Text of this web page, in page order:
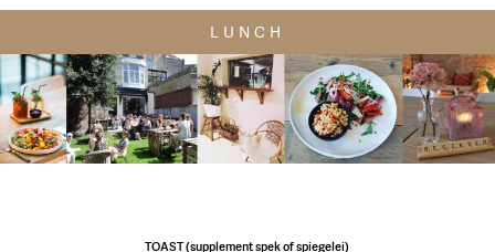
LUNCH
TOAST (supplement spek of spiegelei)